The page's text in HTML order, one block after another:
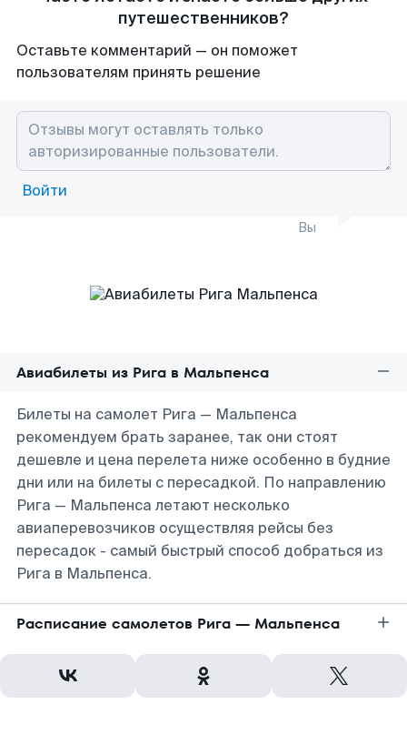
путешественников?
Оставьте комментарий — он поможет
пользователям принять решение
Войти
Вы
Авиабилеты из Рига в Мальпенса
Билеты на самолет Рига — Мальпенса
рекомендуем брать заранее, так они стоят
дешевле и цена перелета ниже особенно в будние
дни или на билеты с пересадкой. По направлению
Рига — Мальпенса летают несколько
авиаперевозчиков осуществляя рейсы без
пересадок - самый быстрый способ добраться из
Рига в Мальпенса.
Расписание самолетов Рига — Мальпенса